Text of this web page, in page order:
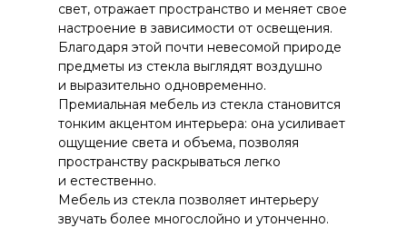
свет, отражает пространство и меняет свое
настроение в зависимости от освещения.
Благодаря этой почти невесомой природе
предметы из стекла выглядят воздушно
и выразительно одновременно.
Премиальная мебель из стекла становится
тонким акцентом интерьера: она усиливает
ощущение света и объема, позволяя
пространству раскрываться легко
и естественно.
Мебель из стекла позволяет интерьеру
звучать более многослойно и утонченно.